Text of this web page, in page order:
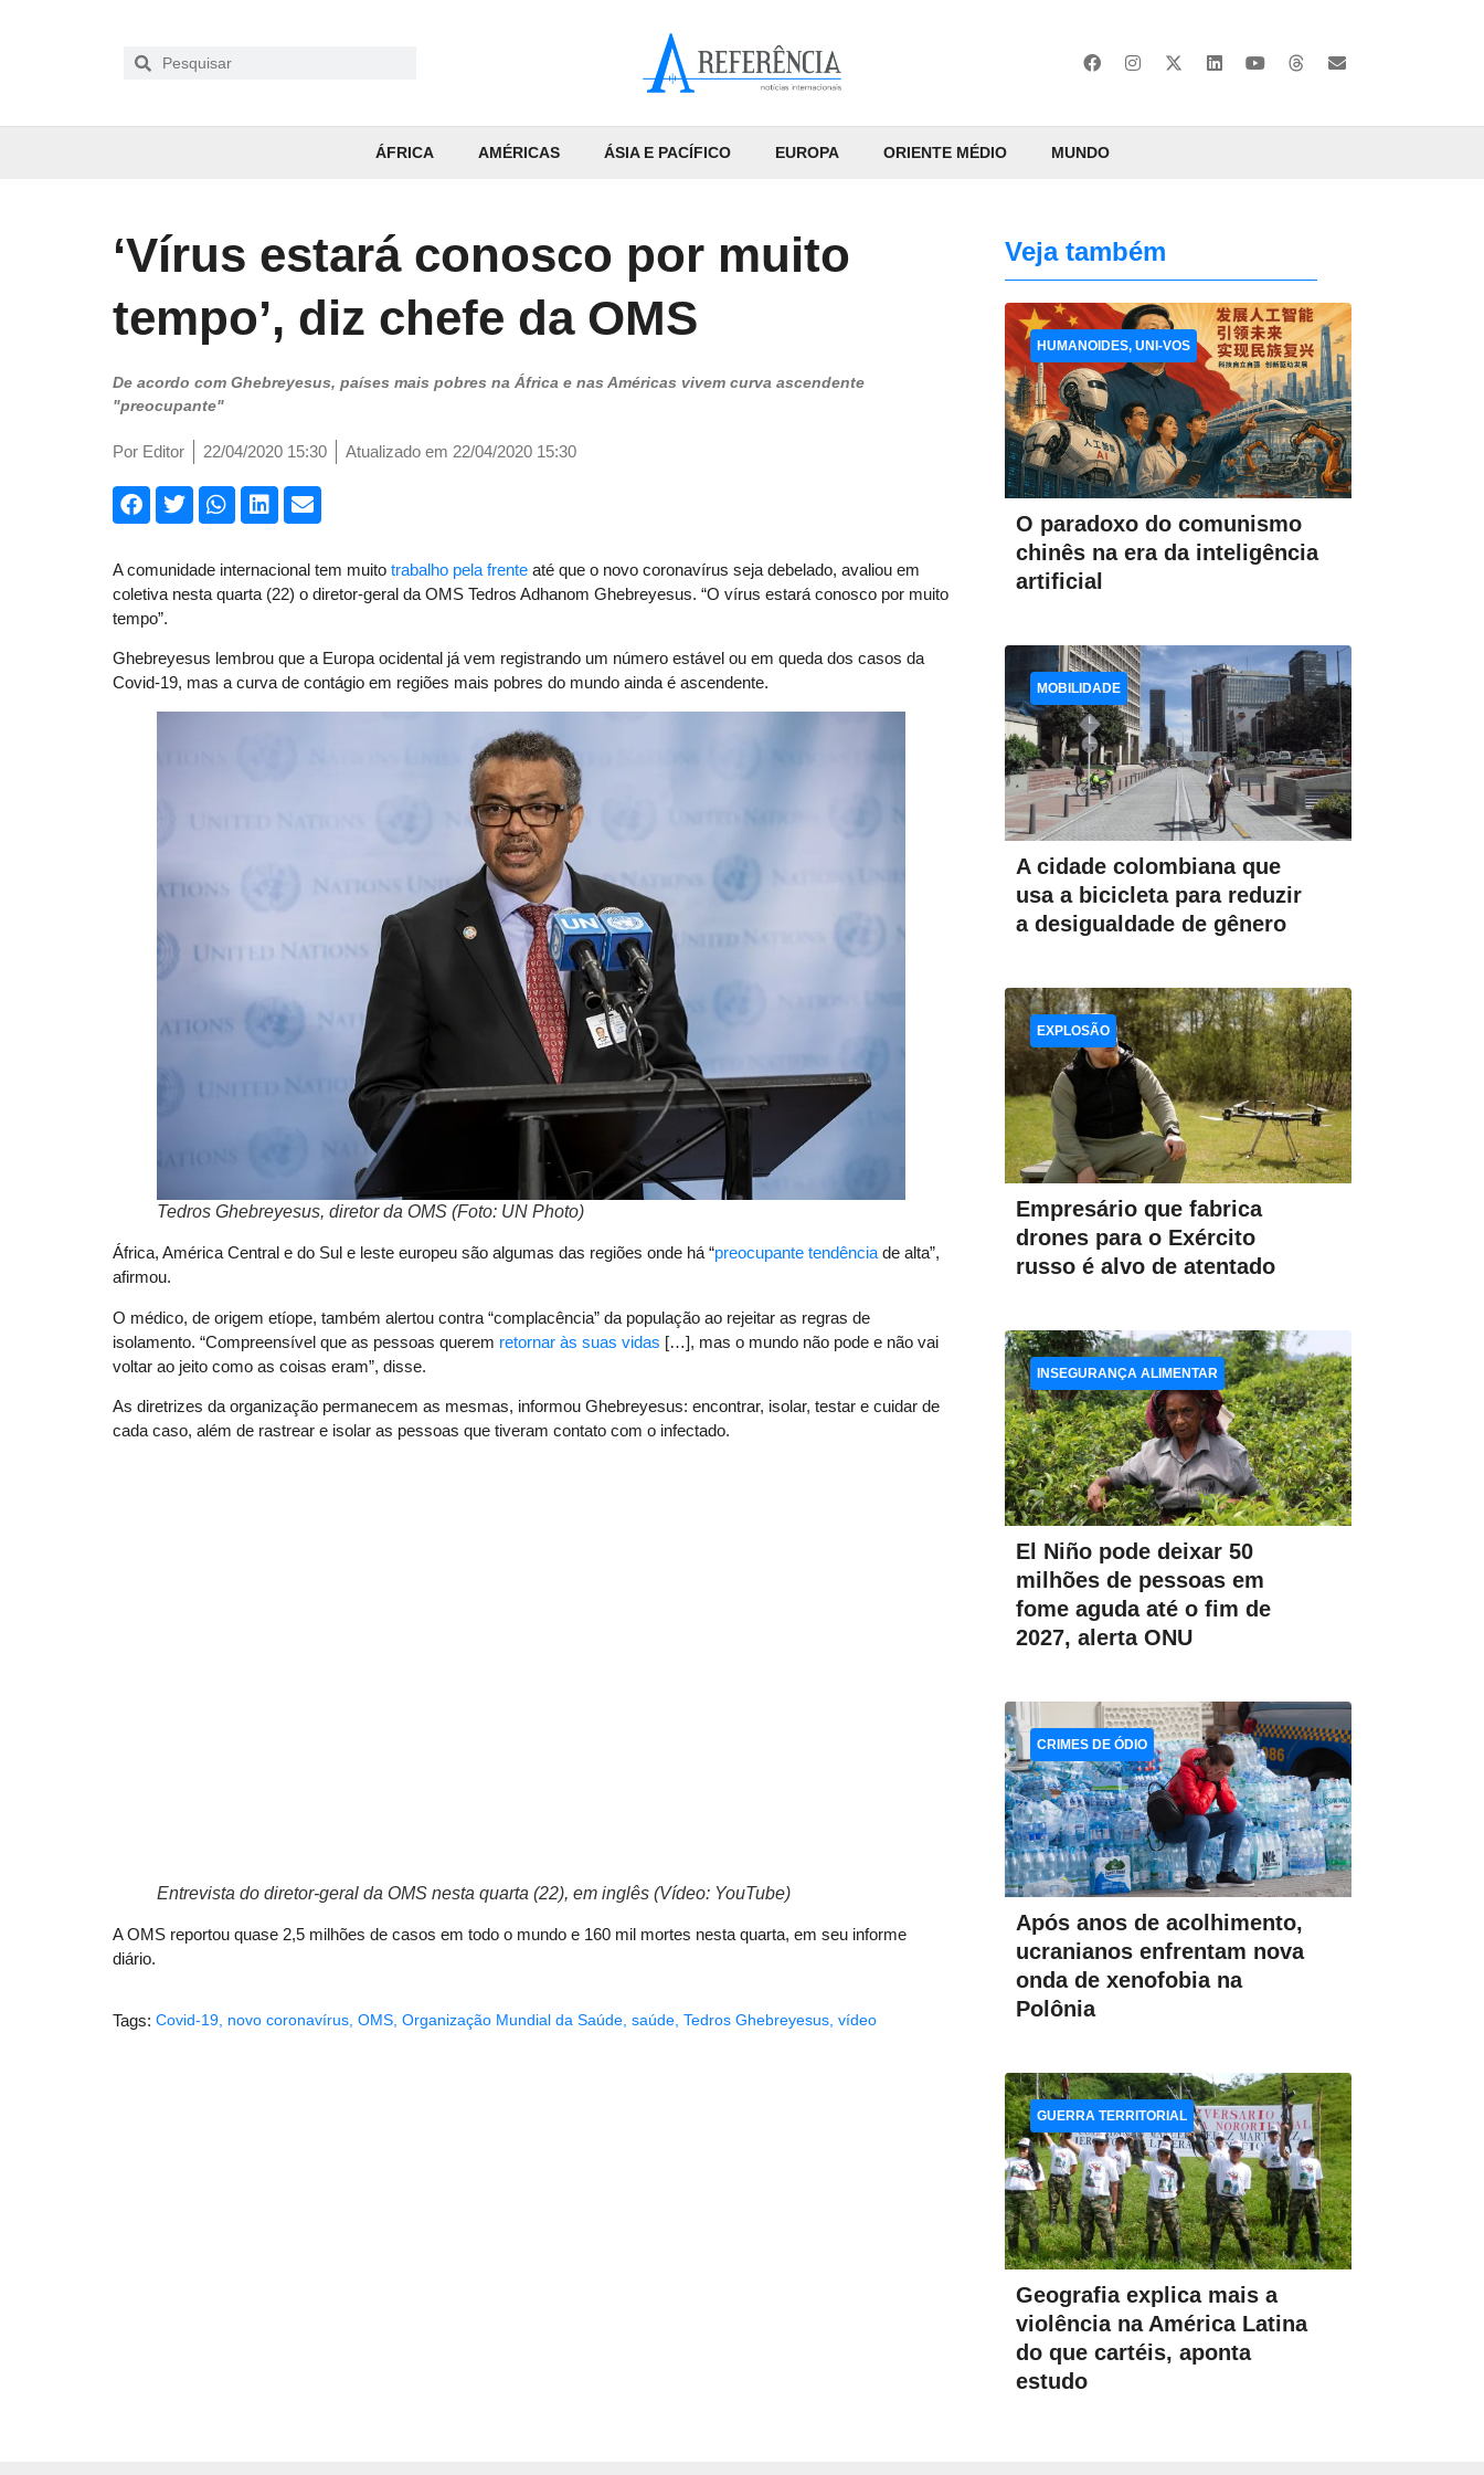
ÁFRICA AMÉRICAS ÁSIA E PACÍFICO EUROPA ORIENTE MÉDIO MUNDO
‘Vírus estará conosco por muito
tempo’, diz chefe da OMS
De acordo com Ghebreyesus, países mais pobres na África e nas Américas vivem curva ascendente
"preocupante"
Por Editor 22/04/2020 15:30 Atualizado em 22/04/2020 15:30
A comunidade internacional tem muito trabalho pela frente até que o novo coronavírus seja debelado, avaliou em
coletiva nesta quarta (22) o diretor-geral da OMS Tedros Adhanom Ghebreyesus. “O vírus estará conosco por muito
tempo”.
Ghebreyesus lembrou que a Europa ocidental já vem registrando um número estável ou em queda dos casos da
Covid-19, mas a curva de contágio em regiões mais pobres do mundo ainda é ascendente.
Tedros Ghebreyesus, diretor da OMS (Foto: UN Photo)
África, América Central e do Sul e leste europeu são algumas das regiões onde há “preocupante tendênciade alta”,
afirmou.
O médico, de origem etíope, também alertou contra “complacência” da população ao rejeitar as regras de
isolamento. “Compreensível que as pessoas querem retornar às suas vidas […], mas o mundo não pode e não vai
voltar ao jeito como as coisas eram”, disse.
As diretrizes da organização permanecem as mesmas, informou Ghebreyesus: encontrar, isolar, testar e cuidar de
cada caso, além de rastrear e isolar as pessoas que tiveram contato com o infectado.
Entrevista do diretor-geral da OMS nesta quarta (22), em inglês (Vídeo: YouTube)
A OMS reportou quase 2,5 milhões de casos em todo o mundo e 160 mil mortes nesta quarta, em seu informe
diário.
Tags: Covid-19 novo coronavírus OMS Organização Mundial da Saúde saúde Tedros Ghebreyesus vídeo
Veja também
O paradoxo do comunismo
chinês na era da inteligência
artificial
HUMANOIDES, UNI-VOS
A cidade colombiana que
usa a bicicleta para reduzir
a desigualdade de gênero
MOBILIDADE
Empresário que fabrica
drones para o Exército
russo é alvo de atentado
EXPLOSÃO
El Niño pode deixar 50
milhões de pessoas em
fome aguda até o fim de
2027, alerta ONU
INSEGURANÇA ALIMENTAR
Após anos de acolhimento,
ucranianos enfrentam nova
onda de xenofobia na
Polônia
CRIMES DE ÓDIO
Geografia explica mais a
violência na América Latina
do que cartéis, aponta
estudo
GUERRA TERRITORIAL